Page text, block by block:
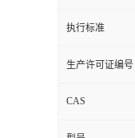
执行标准
生产许可证编号
CAS